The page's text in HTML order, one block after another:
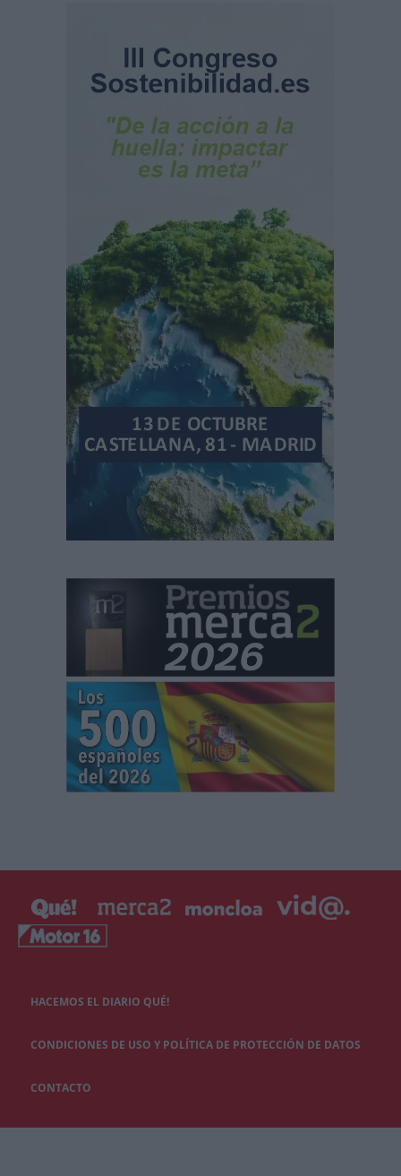
HACEMOS EL DIARIO QUÉ!
CONDICIONES DE USO Y POLÍTICA DE PROTECCIÓN DE DATOS
CONTACTO